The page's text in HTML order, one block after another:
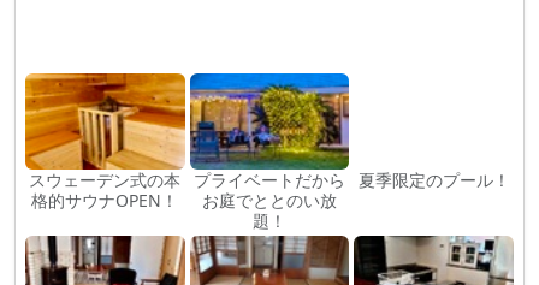
スウェーデン式の本
格的サウナOPEN！
プライベートだから
お庭でととのい放
題！
夏季限定のプール！